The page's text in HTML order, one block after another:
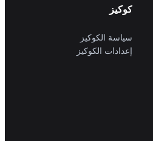
كوكيز
سياسة الكوكيز
إعدادات الكوكيز